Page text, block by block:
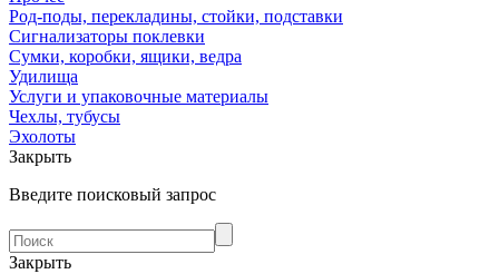
Род-поды, перекладины, стойки, подставки
Сигнализаторы поклевки
Сумки, коробки, ящики, ведра
Удилища
Услуги и упаковочные материалы
Чехлы, тубусы
Эхолоты
Закрыть
Введите поисковый запрос
Закрыть